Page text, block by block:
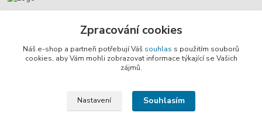
+420 602 455 633
info@multivan-shop.cz
Zpracování cookies
Náš e-shop a partneři potřebují Váš souhlas s použitím souborů
cookies, aby Vám mohli zobrazovat informace týkající se Vašich
zájmů.
Nastavení Souhlasím